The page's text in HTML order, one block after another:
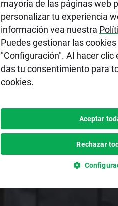
mayoría de las páginas web
personalizar tu experiencia
información vea nuestra
Puedes gestionar las
"Configuración". Al hacer clic
das tu consentimiento para
cookies.
Aceptar
Rechazar